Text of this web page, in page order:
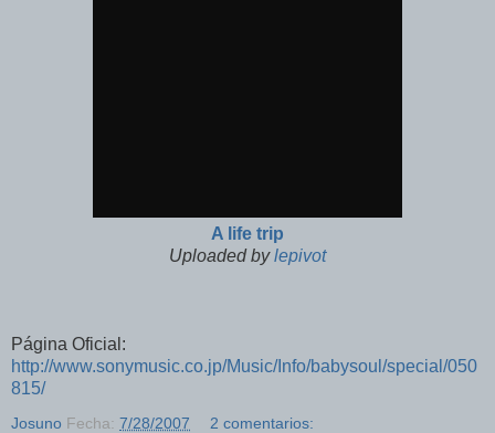
A life trip
Uploaded bylepivot
Página Oficial:
http://www.sonymusic.co.jp/Music/Info/babysoul/special/050
815/
Josuno Fecha: 7/28/2007 2 comentarios: